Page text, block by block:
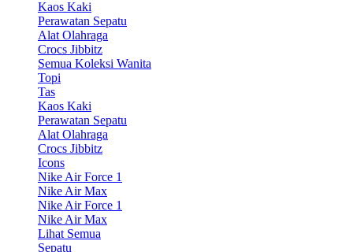
Kaos Kaki
Perawatan Sepatu
Alat Olahraga
Crocs Jibbitz
Semua Koleksi Wanita
Topi
Tas
Kaos Kaki
Perawatan Sepatu
Alat Olahraga
Crocs Jibbitz
Icons
Nike Air Force 1
Nike Air Max
Nike Air Force 1
Nike Air Max
Lihat Semua
Sepatu